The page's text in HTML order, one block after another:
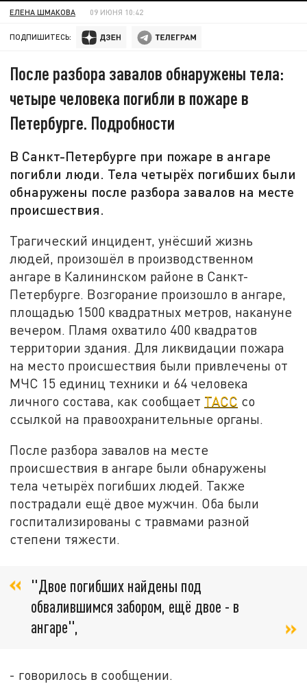
ЕЛЕНА ШМАКОВА 09 ИЮНЯ 10:42
ПОДПИШИТЕСЬ:
После разбора завалов обнаружены тела:
четыре человека погибли в пожаре в
Петербурге. Подробности
В Санкт-Петербурге при пожаре в ангаре
погибли люди. Тела четырёх погибших были
обнаружены после разбора завалов на месте
происшествия.
Трагический инцидент, унёсший жизнь
людей, произошёл в производственном
ангаре в Калининском районе в Санкт-
Петербурге. Возгорание произошло в ангаре,
площадью 1500 квадратных метров, накануне
вечером. Пламя охватило 400 квадратов
территории здания. Для ликвидации пожара
на место происшествия были привлечены от
МЧС 15 единиц техники и 64 человека
личного состава, как сообщает ТАСС со
ссылкой на правоохранительные органы.
После разбора завалов на месте
происшествия в ангаре были обнаружены
тела четырёх погибших людей. Также
пострадали ещё двое мужчин. Оба были
госпитализированы с травмами разной
степени тяжести.
"Двое погибших найдены под
обвалившимся забором, ещё двое - в
ангаре",
- говорилось в сообщении.